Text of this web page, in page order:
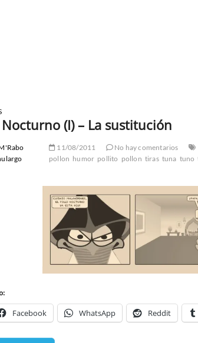
Nocturno (I) – La sustitución
11/08/2011 No hay comentarios
pollon humor pollito pollon tiras tuna tuno
Facebook WhatsApp Reddit